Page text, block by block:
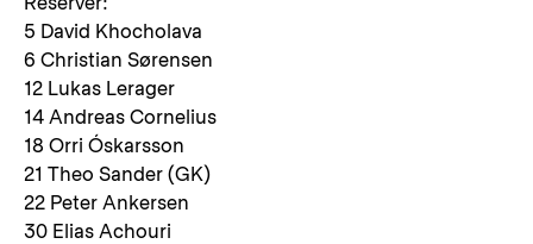
5 David Khocholava
6 Christian Sørensen
12 Lukas Lerager
14 Andreas Cornelius
18 Orri Óskarsson
21 Theo Sander (GK)
22 Peter Ankersen
30 Elias Achouri